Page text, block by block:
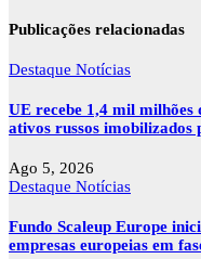
Publicações relacionadas
Destaque Notícias
UE recebe 1,4 mil milhões
ativos russos
Ago 5, 2026
Destaque Notícias
Fundo Scaleup Europe
empresas europeias em